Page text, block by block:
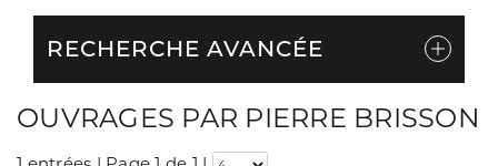
RECHERCHE AVANCÉE
OUVRAGES PAR PIERRE BRISSON